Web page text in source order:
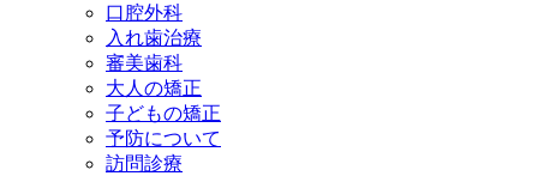
口腔外科
入れ歯治療
審美歯科
大人の矯正
子どもの矯正
予防について
訪問診療